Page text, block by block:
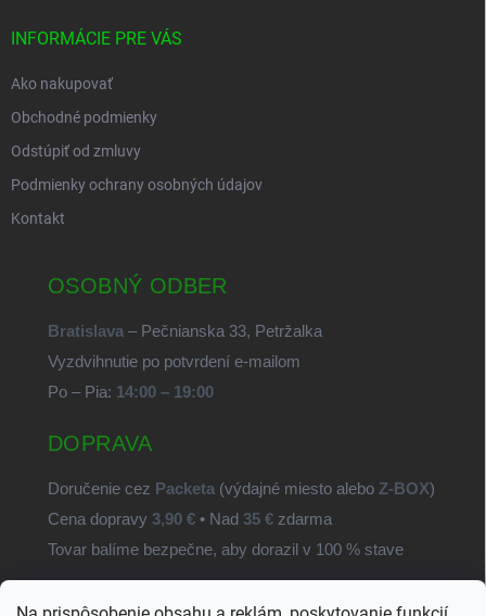
INFORMÁCIE PRE VÁS
Ako nakupovať
Obchodné podmienky
Odstúpiť od zmluvy
Podmienky ochrany osobných údajov
Kontakt
OSOBNÝ ODBER
Bratislava – Pečnianska 33, Petržalka
Vyzdvihnutie po potvrdení e-mailom
Po – Pia: 14:00 – 19:00
DOPRAVA
Doručenie cez Packeta (výdajné miesto alebo Z-BOX)
Cena dopravy 3,90 € • Nad 35 € zdarma
Tovar balíme bezpečne, aby dorazil v 100 % stave